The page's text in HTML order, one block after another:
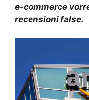
e-commerce
recensioni false.